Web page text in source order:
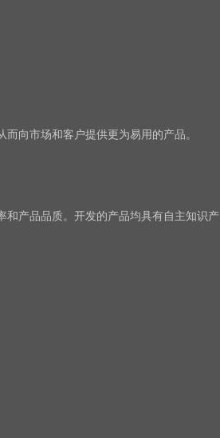
向市场和客户提供更为易用的产品。
和产品品质。开发的产品均具有自主知识产